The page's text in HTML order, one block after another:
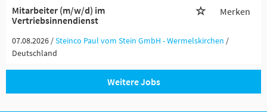
Mitarbeiter (m/w/d) im
Vertriebsinnendienst
Merken
07.08.2026 /Steinco Paul vom Stein GmbH - Wermelskirchen /
Deutschland
Weitere Jobs